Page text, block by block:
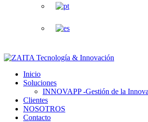
Inicio
Soluciones
INNOVAPP -Gestión de la
Clientes
NOSOTROS
Contacto